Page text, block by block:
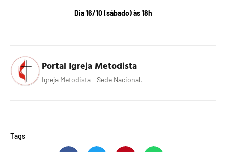
Dia 16/10 (sábado) às 18h
Portal Igreja Metodista
Igreja Metodista - Sede Nacional.
Tags